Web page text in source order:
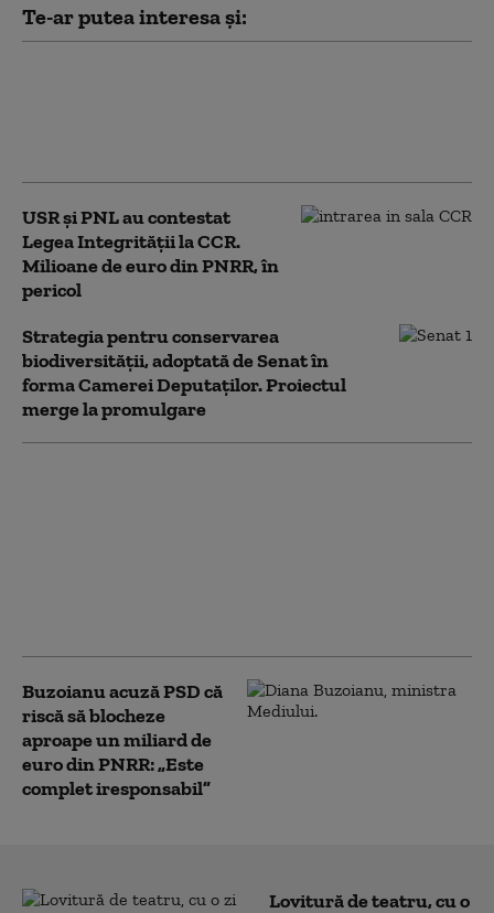
Te-ar putea interesa și:
USR și PNL au contestat
Legea Integrității la CCR.
Milioane de euro din PNRR, în
pericol
Strategia pentru conservarea
biodiversității, adoptată de Senat în
forma Camerei Deputaților. Proiectul
merge la promulgare
Buzoianu acuză PSD că
riscă să blocheze
aproape un miliard de
euro din PNRR: „Este
complet iresponsabil”
Lovitură de teatru, cu o